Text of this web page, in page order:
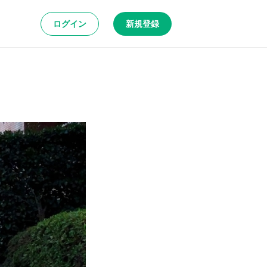
ログイン 新規登録